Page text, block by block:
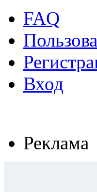
FAQ
Вход
Реклама